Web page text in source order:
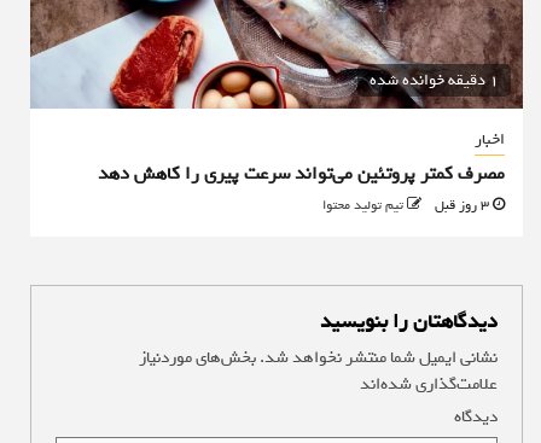
1 دقیقه خوانده شده
اخبار
مصرف کمتر پروتئین می‌تواند سرعت پیری را کاهش دهد
تیم تولید محتوا
دیدگاهتان را بنویسید
نشانی ایمیل شما منتشر نخواهد شد.بخش‌های موردنیاز
علامت‌گذاری شده‌اند
دیدگاه